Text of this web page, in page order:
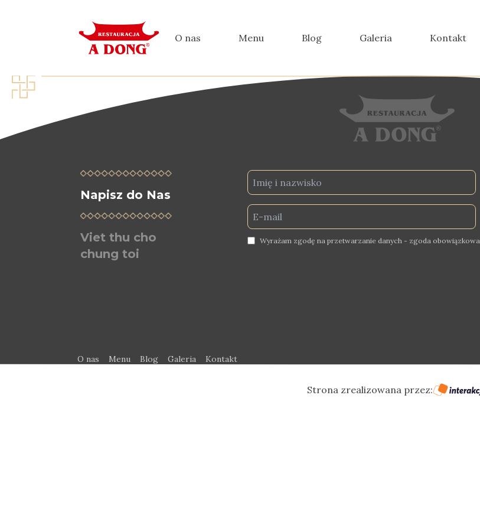
O nas Menu Blog Galeria Kontakt
Napisz do Nas
Viet thu cho
chung toi
Wyrażam zgodę na przetwarzanie danych - zgoda obowiązkowa
O nas Menu Blog Galeria Kontakt
Strona zrealizowana przez: